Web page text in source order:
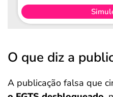
O que diz a
A publicação falsa que